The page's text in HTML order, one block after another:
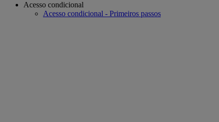
Acesso condicional
Acesso condicional - Primeiros passos